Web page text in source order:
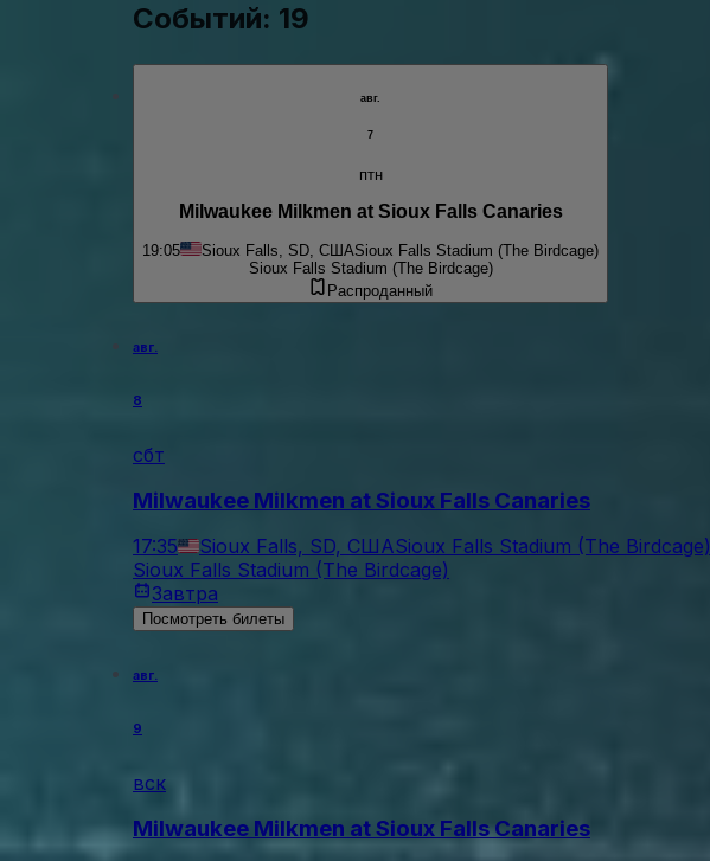
Событий: 19
авг.
7
птн
Milwaukee Milkmen at Sioux Falls Canaries
19:05 Sioux Falls, SD, СШАSioux Falls Stadium (The Birdcage)
Sioux Falls Stadium (The Birdcage)
Распроданный
авг.
8
сбт
Milwaukee Milkmen at Sioux Falls Canaries
17:35 Sioux Falls, SD, СШАSioux Falls Stadium (The Birdcage)
Sioux Falls Stadium (The Birdcage)
Завтра
Посмотреть билеты
авг.
9
вск
Milwaukee Milkmen at Sioux Falls Canaries